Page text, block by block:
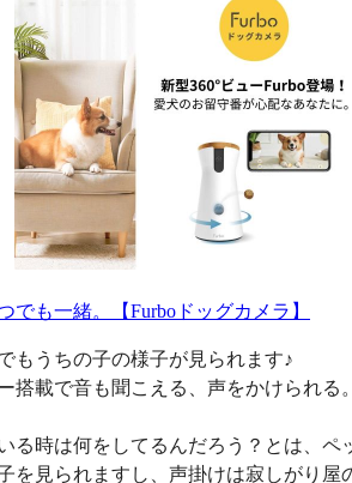
でも一緒。【Furboドッグカメラ】
もうちの子の様子が見られます♪
搭載で音も聞こえる、声をかけられる
る時は何をしてるんだろう？とは、ペ
を見られますし、声掛けは寂しがり屋